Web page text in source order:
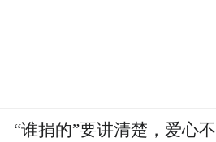
“谁捐的”要讲清楚，爱心不